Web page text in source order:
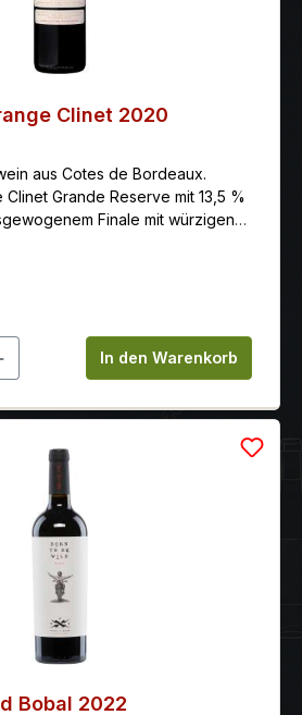
Clinet 2020
aus Cotes de Bordeaux.
Clinet Grande Reserve mit 13,5 %
Finale mit würzigen
feiner Eiche und einem Hauch
verführerisch.
Gib den
In den Warenkorb
Bobal 2022